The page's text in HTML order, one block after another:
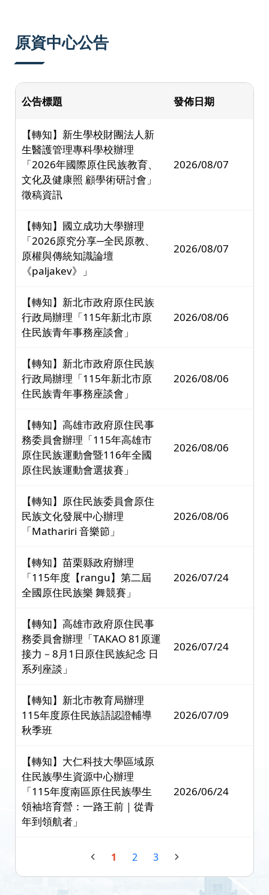
原資中心公告
公告標題 發佈日期
【轉知】新生學校財團法人新
生醫護管理專科學校辦理
「2026年國際原住民族教育、
文化及健康照 顧學術研討會」
徵稿資訊
2026/08/07
【轉知】國立成功大學辦理
「2026原究分享─全民原教、
原權與傳統知識論壇
《paljakev》」
2026/08/07
【轉知】新北市政府原住民族
行政局辦理「115年新北市原
住民族青年事務座談會」
2026/08/06
【轉知】新北市政府原住民族
行政局辦理「115年新北市原
住民族青年事務座談會」
2026/08/06
【轉知】高雄市政府原住民事
務委員會辦理「115年高雄市
原住民族運動會暨116年全國
原住民族運動會選拔賽」
2026/08/06
【轉知】原住民族委員會原住
民族文化發展中心辦理
「Mathariri 音樂節」
2026/08/06
【轉知】苗栗縣政府辦理
「115年度【rangu】第二屆
全國原住民族樂 舞競賽」
2026/07/24
【轉知】高雄市政府原住民事
務委員會辦理「TAKAO 81原運
接力－8月1日原住民族紀念 日
系列座談」
2026/07/24
【轉知】新北市教育局辦理
115年度原住民族語認證輔導
秋季班
2026/07/09
【轉知】大仁科技大學區域原
住民族學生資源中心辦理
「115年度南區原住民族學生
領袖培育營：一路王前｜從青
年到領航者」
2026/06/24
1 2 3